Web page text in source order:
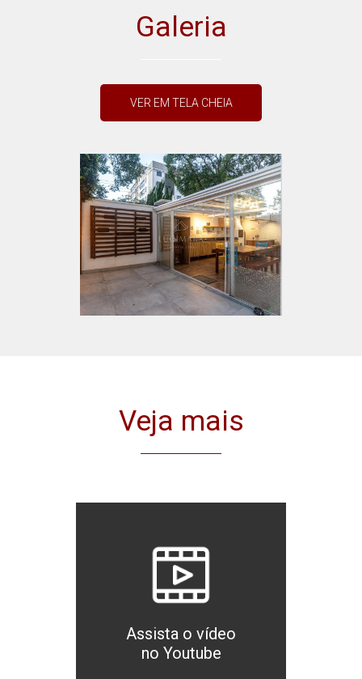
Galeria
VER EM TELA CHEIA
Veja mais
Assista o vídeo
no Youtube